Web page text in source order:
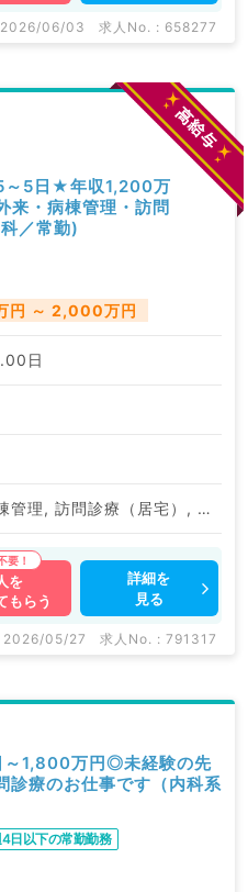
2026/06/03 求人No. : 658277
～5日★年収1,200万
・病棟管理・訪問
／常勤)
円 ～ 2,000万円
日
一般外来, 病棟管理, 訪問診療（居宅）, 訪問診療（施設）
を
もらう
詳細を
見る
2026/05/27 求人No. : 791317
～1,800万円◎未経験の先
診療のお仕事です（内科系
日以下の常勤勤務